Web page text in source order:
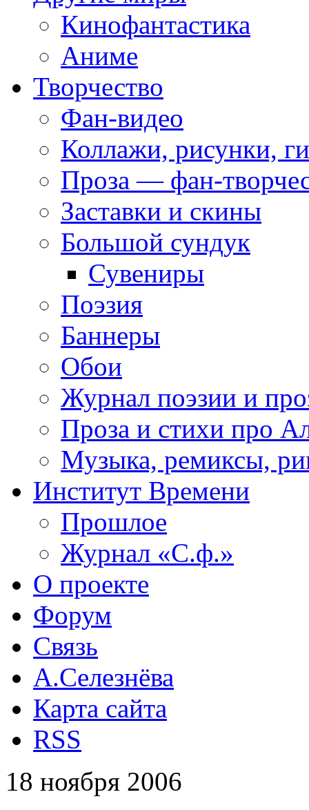
Кинофантастика
Аниме
Творчество
Фан-видео
Коллажи, рисунки,
Проза — фан-
Заставки и скины
Большой сундук
Сувениры
Поэзия
Баннеры
Обои
Журнал поэзии и
Проза и стихи про
Музыка, ремиксы,
Институт Времени
Прошлое
Журнал «С.ф.»
О проекте
Форум
Связь
А.Селезнёва
Карта сайта
RSS
18 ноября 2006